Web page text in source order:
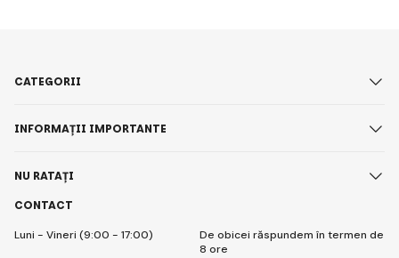
CONTACT
Luni - Vineri (9:00 - 17:00)
De obicei răspundem în termen de
8 ore
CATEGORII
INFORMAȚII IMPORTANTE
NU RATAȚI